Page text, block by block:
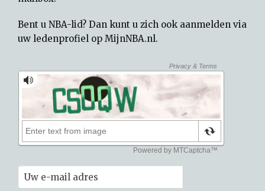
Bent u NBA-lid? Dan kunt u zich ook aanmelden via
uw ledenprofiel op MijnNBA.nl.